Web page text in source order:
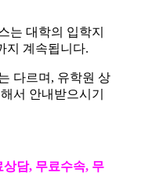
는대학의 입학지
지 계속됩니다.
다르며, 유학원 상
서 안내받으시기
담, 무료수속, 무